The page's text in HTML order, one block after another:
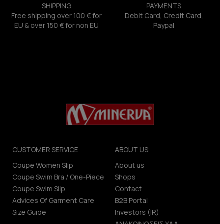
SHIPPING
Free shipping over 100 € for
EU & over 150 € for non EU
PAYMENTS
Debit Card, Credit Card,
Paypal
CUSTOMER SERVICE
Coupe Women Slip
Coupe Swim Bra / One-Piece
Coupe Swim Slip
Advices Of Garment Care
Size Guide
ABOUT US
About us
Shops
Contact
B2B Portal
Investors (IR)